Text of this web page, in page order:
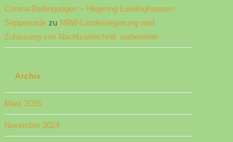
Corona-Bedingungen​ – Hegering-Luedinghausen-
Seppenrade zu NRW-Landesregierung wird
Zulassung von Nachtzieltechnik vorbereiten
Archiv
März 2025
November 2024